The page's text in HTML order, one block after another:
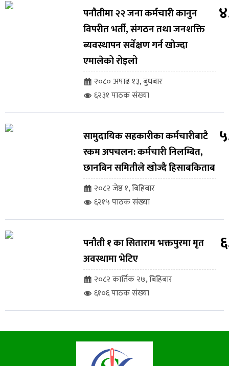
पनौतीमा २२ जना कर्मचारी कानुन
विपरीत भर्ती, संगठन तथा जनशक्ति
ब्यवस्थापन सर्वेक्षण गर्न खोज्दा
एमालेको रोइलो
२०८० अषाढ १३, बुधबार
६२३१ पाठक संख्या
सामुदायिक सहकारीका कर्मचारीबाटै
रकम अपचलन: कर्मचारी निलम्बित,
छानबिन समितीले खोज्दै हिसाबकिताब
२०८२ जेष्ठ १, बिहिबार
६२१५ पाठक संख्या
पनौती १ का सिताराम भक्तपुरमा मृत
अवस्थामा भेटिए
२०८२ कार्तिक २७, बिहिबार
६१०६ पाठक संख्या